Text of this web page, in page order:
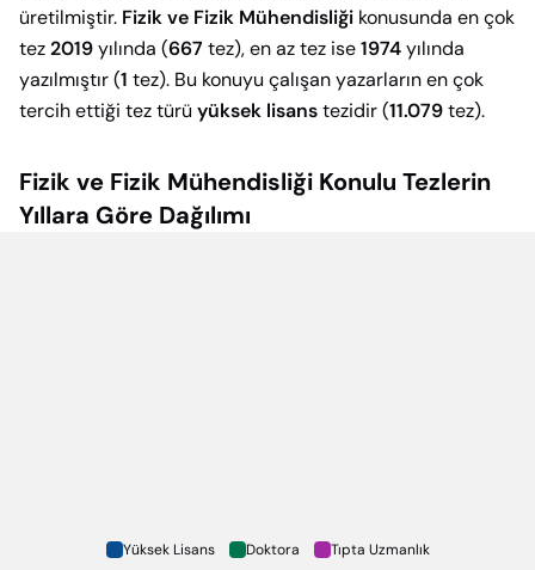
üretilmiştir. Fizik ve Fizik Mühendisliği konusunda en çok
tez2019yılında (667 tez), en az tez ise1974yılında
yazılmıştır (1 tez). Bu konuyu çalışan yazarların en çok
tercih ettiği tez türü yüksek lisanstezidir (11.079tez).
Fizik ve Fizik Mühendisliği Konulu Tezlerin
Yıllara Göre Dağılımı
Yüksek Lisans Doktora Tıpta Uzmanlık